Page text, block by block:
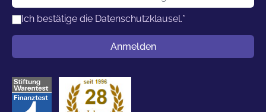
Ich bestätige die Datenschutzklausel.*
Anmelden